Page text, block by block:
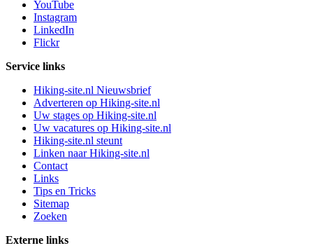
YouTube
Instagram
LinkedIn
Flickr
Service links
Hiking-site.nl Nieuwsbrief
Adverteren op Hiking-site.nl
Uw stages op Hiking-site.nl
Uw vacatures op Hiking-site.nl
Hiking-site.nl steunt
Linken naar Hiking-site.nl
Contact
Links
Tips en Tricks
Sitemap
Zoeken
Externe links